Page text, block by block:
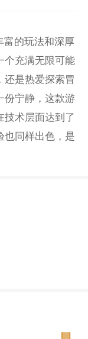
富的玩法和深厚
个充满无限可能
还是热爱探索冒
份宁静，这款游
技术层面达到了
也同样出色，是